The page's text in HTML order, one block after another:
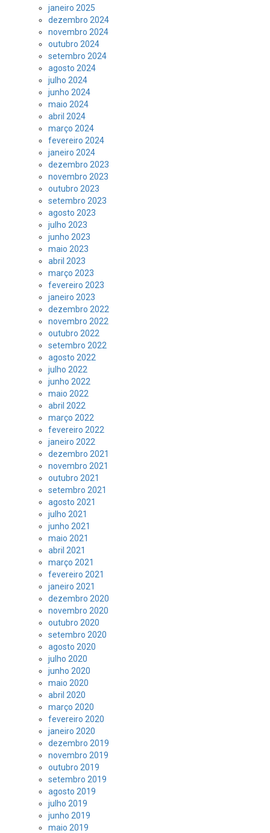
janeiro 2025
dezembro 2024
novembro 2024
outubro 2024
setembro 2024
agosto 2024
julho 2024
junho 2024
maio 2024
abril 2024
março 2024
fevereiro 2024
janeiro 2024
dezembro 2023
novembro 2023
outubro 2023
setembro 2023
agosto 2023
julho 2023
junho 2023
maio 2023
abril 2023
março 2023
fevereiro 2023
janeiro 2023
dezembro 2022
novembro 2022
outubro 2022
setembro 2022
agosto 2022
julho 2022
junho 2022
maio 2022
abril 2022
março 2022
fevereiro 2022
janeiro 2022
dezembro 2021
novembro 2021
outubro 2021
setembro 2021
agosto 2021
julho 2021
junho 2021
maio 2021
abril 2021
março 2021
fevereiro 2021
janeiro 2021
dezembro 2020
novembro 2020
outubro 2020
setembro 2020
agosto 2020
julho 2020
junho 2020
maio 2020
abril 2020
março 2020
fevereiro 2020
janeiro 2020
dezembro 2019
novembro 2019
outubro 2019
setembro 2019
agosto 2019
julho 2019
junho 2019
maio 2019